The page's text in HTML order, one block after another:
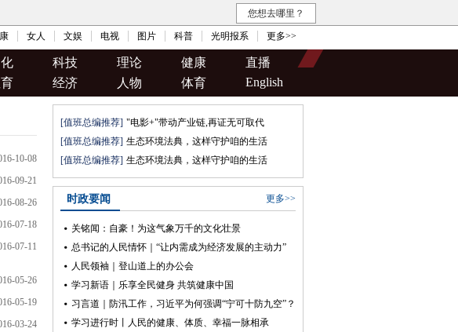
您想去哪里？
女人 文娱 电视 图片 科普 光明报系 更多>>
科技 理论 健康
直播
经济 人物 体育 English
10-08
09-21
08-26
07-18
07-11
05-26
05-19
03-24